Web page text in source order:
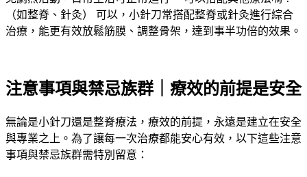
（如整脊、針灸） 可以，小針刀常搭配整脊或針灸進行綜合
治療，能更有效放鬆筋膜、調整骨架，達到事半功倍的效果。
注意事項與禁忌族群｜療效的前提是安全
無論是小針刀還是整脊療法，療效的前提，永遠是建立在安全
與專業之上。為了讓每一次治療都能安心有效，以下這些注意
事項與禁忌族群需特別留意：